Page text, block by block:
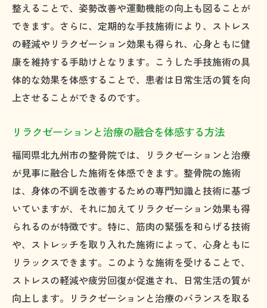
北九州市で見つける安心の整骨院おすすめ施術
法
安心して通える整骨院の選び方
おすすめ施術法の特徴とその効果
整骨院での施術が安心できる理由
整骨院施術における安全性の追求
おすすめ施術法を体験するメリット
福岡県北九州市の整骨院の施術で健康生活を手
に入れる
整骨院の施術がもたらす健康維持の方法
施術を通して得られる健康的なライフスタ
イル
北九州市の整骨院施術で健康を取り戻す実
例
整えることで、姿勢改善や運動機能の向上も図ることが
できます。さらに、定期的な手技施術により、ストレス
の軽減やリラクゼーション効果も得られ、心身ともに健
康を維持する手助けとなります。こうした手技施術の具
体的な効果を体感することで、患者は日常生活の質を向
上させることができるのです。
リラクゼーションと治療の融合を体感する方法
福岡県北九州市の整骨院では、リラクゼーションと治療
が見事に融合した施術を体感できます。整骨院の施術
は、身体の不調を改善するための専門知識と技術に基づ
いていますが、それに加えてリラクゼーション効果も得
られるのが特徴です。特に、筋肉の緊張を和らげる技術
や、ストレッチを取り入れた施術によって、心身ともに
リラックスできます。このような施術を受けることで、
ストレスの軽減や疲労回復が促進され、日常生活の質が
向上します。リラクゼーションと治療のバランスを取る